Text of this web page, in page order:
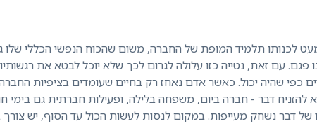
לכנותו תלמיד המופת של החברה, משום שהכוח הנפשי הכללי שלו
עם זאת, נטייה כזו עלולה לגרום לכך שלא יוכל לבטא את
כפי שהיה יכול. כאשר אדם נאחז רק בחיים שעומדים בציפיות
להזניח דבר - חברה ביום, משפחה בלילה, ופעילות חברתית גם
דבר נשחק מעייפות. במקום לנסות לעשות הכול עד הסוף, יש צורך